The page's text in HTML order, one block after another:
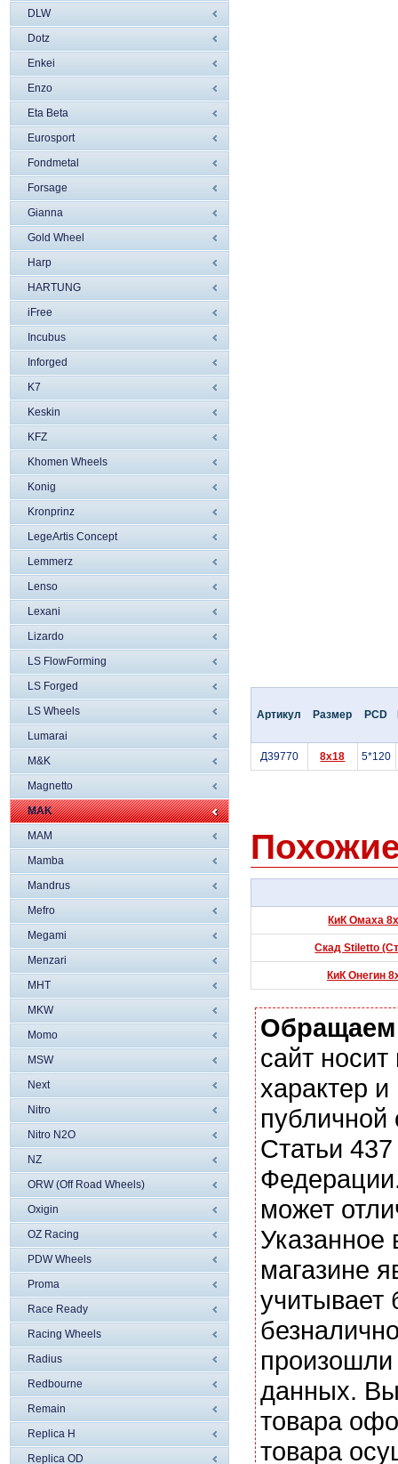
DLW
Dotz
Enkei
Enzo
Eta Beta
Eurosport
Fondmetal
Forsage
Gianna
Gold Wheel
Harp
HARTUNG
iFree
Incubus
Inforged
K7
Keskin
KFZ
Khomen Wheels
Konig
Kronprinz
LegeArtis Concept
Lemmerz
Lenso
Lexani
Lizardo
LS FlowForming
LS Forged
LS Wheels
Lumarai
M&K
Magnetto
MAK
MAM
Mamba
Mandrus
Mefro
Megami
Menzari
MHT
MKW
Momo
MSW
Next
Nitro
Nitro N2O
NZ
ORW (Off Road Wheels)
Oxigin
OZ Racing
PDW Wheels
Proma
Race Ready
Racing Wheels
Radius
Redbourne
Remain
Replica H
Replica OD
Артикул Размер PCD
Д39770 8x18 5*120
КиК Омаха
Скад Stiletto
КиК Онегин
сайт
характер
Статьи
может
магазине
учитывает
данных. Вы
товара
товара